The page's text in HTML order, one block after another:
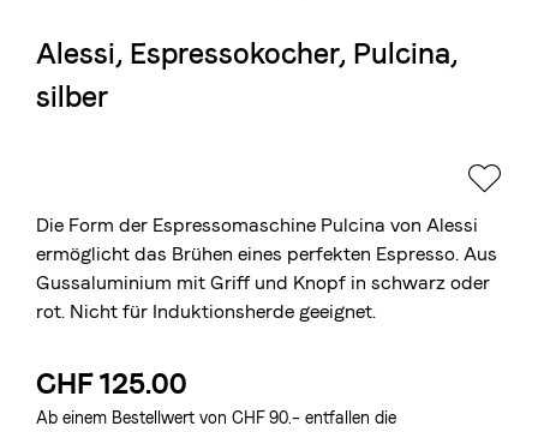
Die Berner Rösterei
Blasercafé
© 2026 Blasercafé AG
Alessi, Espressokocher, Pulcina,
silber
Die Form der Espressomaschine Pulcina von Alessi
ermöglicht das Brühen eines perfekten Espresso. Aus
Gussaluminium mit Griff und Knopf in schwarz oder
rot. Nicht für Induktionsherde geeignet.
CHF 125.00
Ab einem Bestellwert von CHF 90.– entfallen die